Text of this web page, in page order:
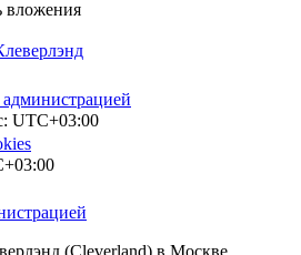
вложения
администрацией
UTC+03:00
(Cleverland) в Москве.